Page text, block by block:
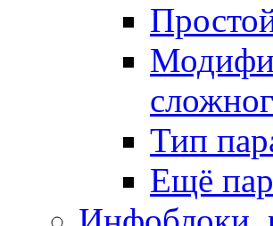
Тип
Ещё